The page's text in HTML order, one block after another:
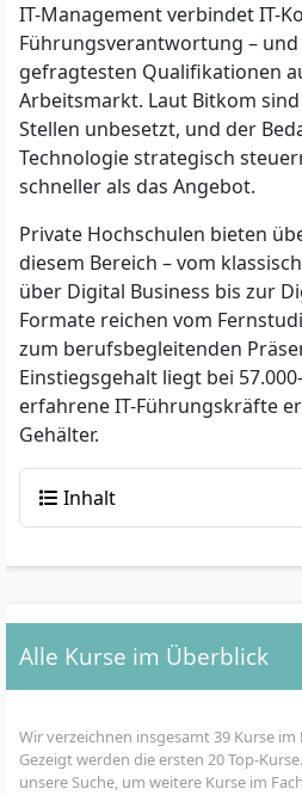
IT-Management verbindet IT-
Führungsverantwortung –
gefragtesten Qualifikationen
Arbeitsmarkt. Laut Bitkom sind
Stellen unbesetzt, und der
Technologie strategisch
schneller als das Angebot.
Private Hochschulen bieten
diesem Bereich – vom
über Digital Business bis zur
Formate reichen vom
zum berufsbegleitenden
Einstiegsgehalt liegt bei
erfahrene IT-Führungskräfte
Gehälter.
Inhalt
Alle Kurse im Überblick
Wir verzeichnen insgesamt 39 Kurse
Gezeigt werden die ersten 20 Top-
unsere Suche, um weitere Kurse im